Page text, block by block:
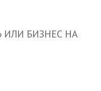
ИЛИ БИЗНЕС НА